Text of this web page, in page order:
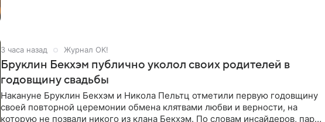
3 часа назад Журнал OK!
Бруклин Бекхэм публично уколол своих родителей в
годовщину свадьбы
Накануне Бруклин Бекхэм и Никола Пельтц отметили первую годовщину
своей повторной церемонии обмена клятвами любви и верности, на
которую не позвали никого из клана Бекхэм. По словам инсайдеров, пара